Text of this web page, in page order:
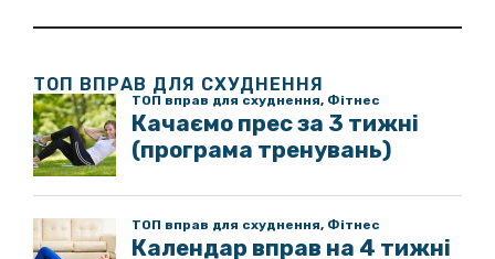
ТОП ВПРАВ ДЛЯ СХУДНЕННЯ